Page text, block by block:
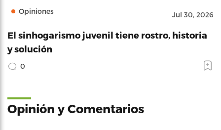
Opiniones Jul 30, 2026
El sinhogarismo juvenil tiene rostro, historia
y solución
0
Opinión y Comentarios